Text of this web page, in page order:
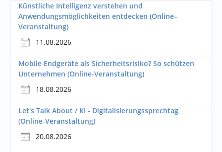
Künstliche Intelligenz verstehen und
Anwendungsmöglichkeiten entdecken (Online–
Veranstaltung)
11.08.2026
Mobile Endgeräte als Sicherheitsrisiko? So schützen
Unternehmen (Online-Veranstaltung)
18.08.2026
Let's Talk About / KI - Digitalisierungssprechtag
(Online-Veranstaltung)
20.08.2026